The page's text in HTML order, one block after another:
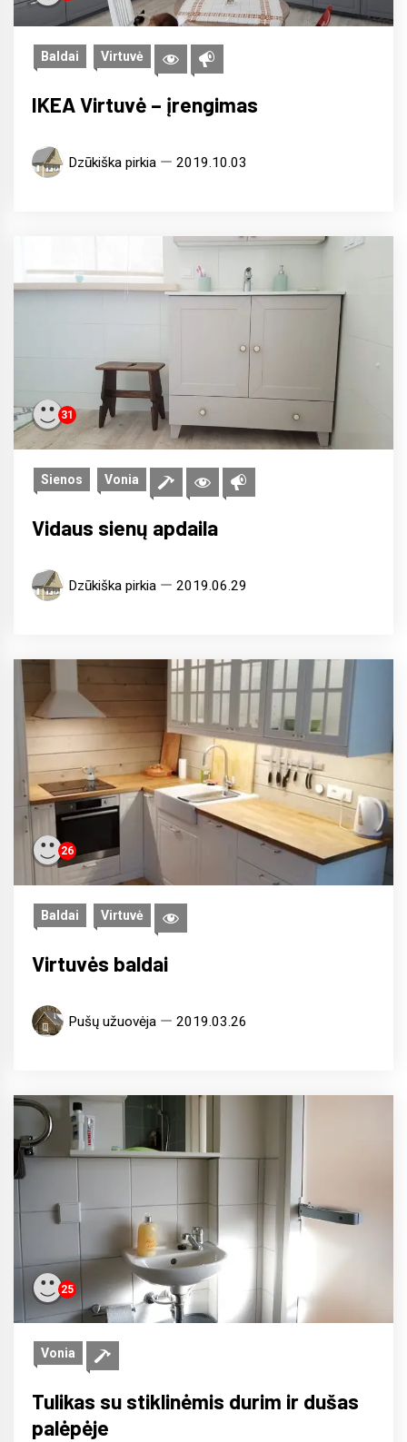
Baldai Virtuvė
IKEA Virtuvė – įrengimas
Dzūkiška pirkia 2019.10.03
31
Sienos Vonia
Vidaus sienų apdaila
Dzūkiška pirkia 2019.06.29
26
Baldai Virtuvė
Virtuvės baldai
Pušų užuovėja 2019.03.26
25
Vonia
Tulikas su stiklinėmis durim ir dušas
palėpėje